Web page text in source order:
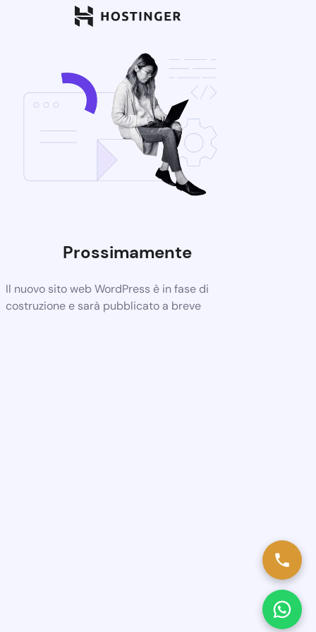
Prossimamente
Il nuovo sito web WordPress è in fase di
costruzione e sarà pubblicato a breve